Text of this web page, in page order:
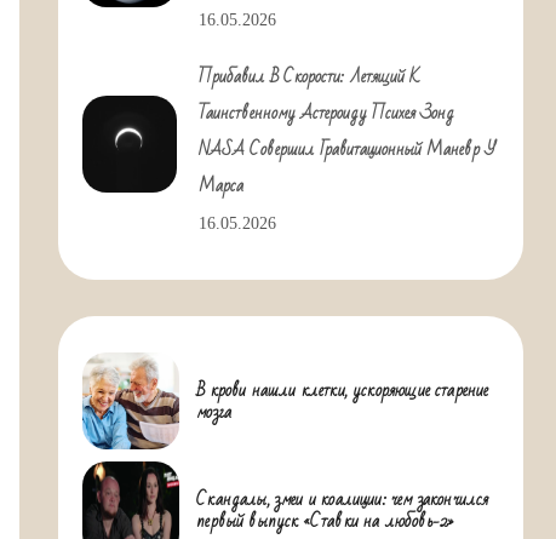
16.05.2026
Прибавил В Скорости: Летящий К
Таинственному Астероиду Психея Зонд
NASA Совершил Гравитационный Маневр У
Марса
16.05.2026
В крови нашли клетки, ускоряющие старение
мозга
Скандалы, змеи и коалиции: чем закончился
первый выпуск «Ставки на любовь-2»